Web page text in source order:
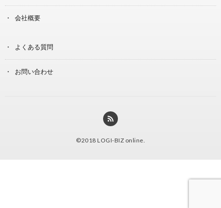
会社概要
よくある質問
お問い合わせ
©2018 LOGI-BIZ online.